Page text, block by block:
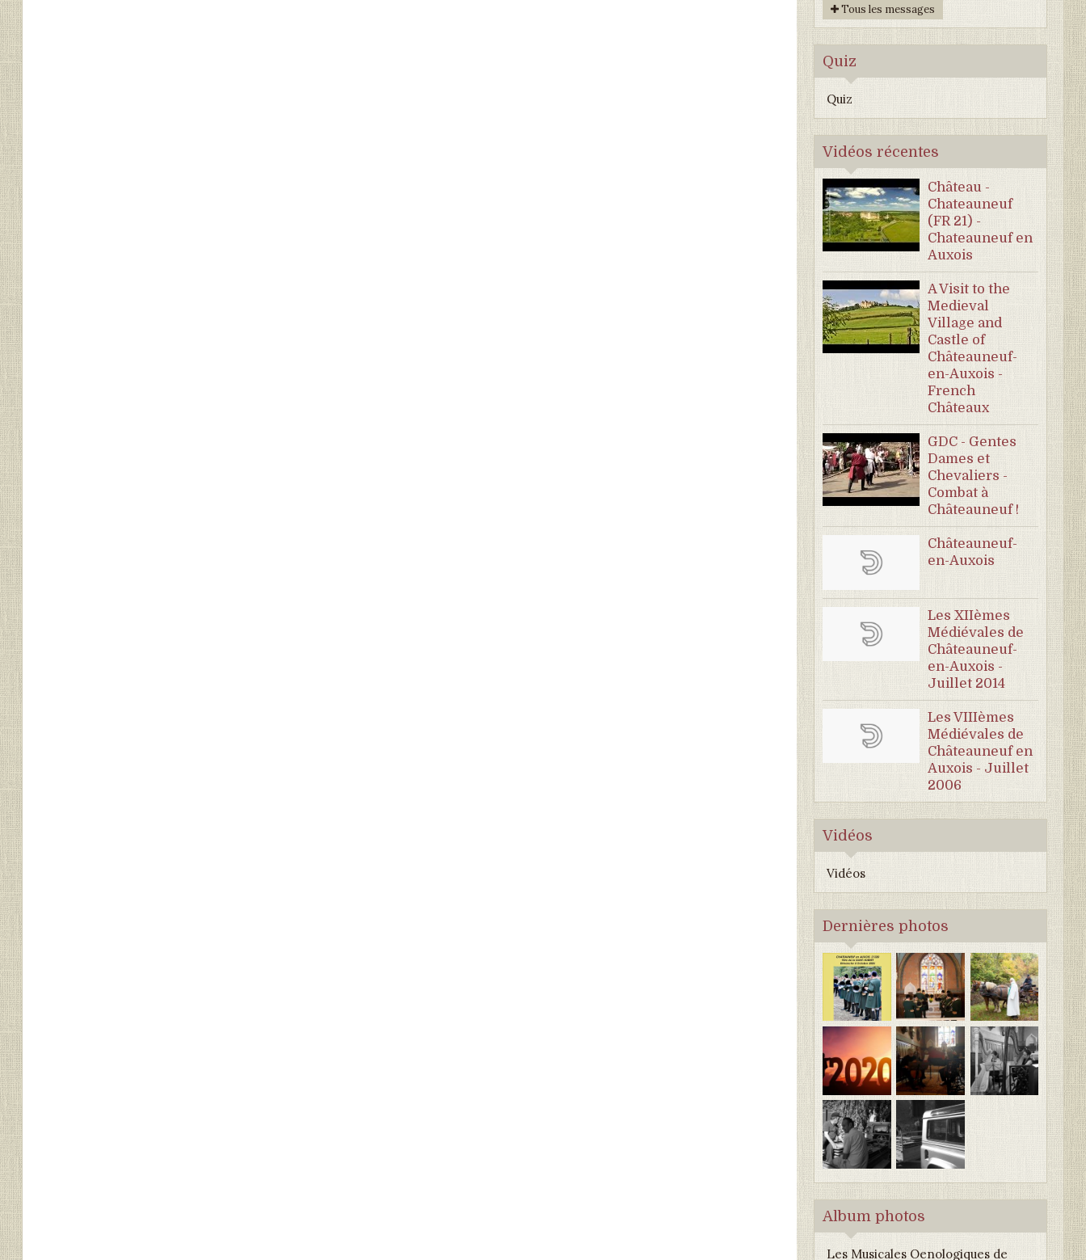
Tous les messages
Quiz
Quiz
Vidéos récentes
Château -
Chateauneuf
(FR 21) -
Chateauneuf en
Auxois
A Visit to the
Medieval
Village and
Castle of
Châteauneuf-
en-Auxois -
French
Châteaux
GDC - Gentes
Dames et
Chevaliers -
Combat à
Châteauneuf !
Châteauneuf-
en-Auxois
Les XIIèmes
Médiévales de
Châteauneuf-
en-Auxois -
Juillet 2014
Les VIIIèmes
Médiévales de
Châteauneuf en
Auxois - Juillet
2006
Vidéos
Vidéos
Dernières photos
Album photos
Les Musicales Oenologiques de